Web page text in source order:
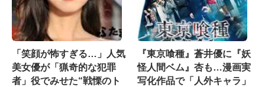
「笑顔が怖すぎる…」人気
美女優が「猟奇的な犯罪
者」役でみせた“戦慄のト
『東京喰種』蒼井優に『妖
怪人間ベム』杏も…漫画実
写化作品で「人外キャラ」